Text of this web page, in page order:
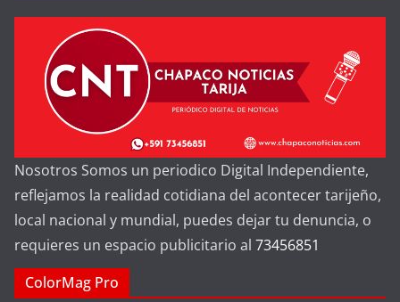
Nosotros Somos un periodico Digital Independiente,
reflejamos la realidad cotidiana del acontecer tarijeño,
local nacional y mundial, puedes dejar tu denuncia, o
requieres un espacio publicitario al 73456851
ColorMag Pro